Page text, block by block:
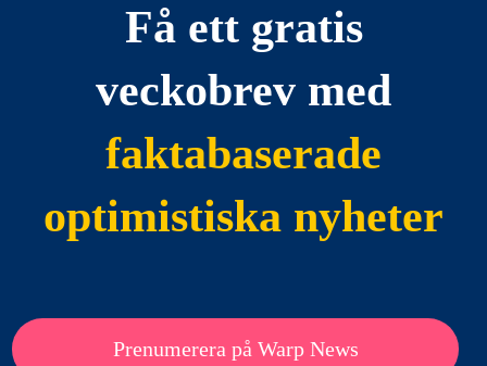
Få ett gratis
veckobrev med
faktabaserade
optimistiska nyheter
Prenumerera på Warp News